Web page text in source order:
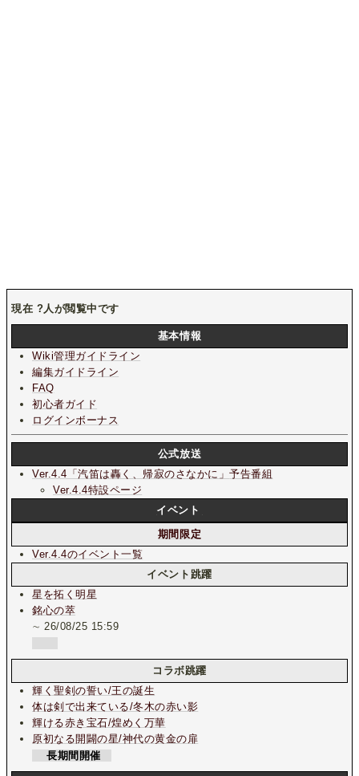
現在 ? 人が閲覧中です
基本情報
Wiki管理ガイドライン
編集ガイドライン
FAQ
初心者ガイド
ログインボーナス
公式放送
Ver.4.4「汽笛は轟く、帰寂のさなかに」予告番組
Ver.4.4特設ページ
イベント
期間限定
Ver.4.4のイベント一覧
イベント跳躍
星を拓く明星
銘心の萃
∼ 26/08/25 15:59
コラボ跳躍
輝く聖剣の誓い/王の誕生
体は剣で出来ている/冬木の赤い影
輝ける赤き宝石/煌めく万華
原初なる開闢の星/神代の黄金の扉
長期間開催